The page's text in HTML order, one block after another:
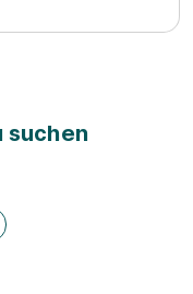
suchen